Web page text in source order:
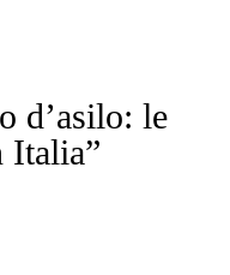
d’asilo: le
Italia”